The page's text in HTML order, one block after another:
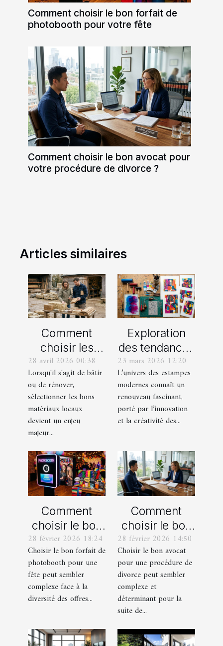
Comment choisir le bon forfait de
photobooth pour votre fête
Comment choisir le bon avocat pour
votre procédure de divorce ?
Articles similaires
Comment
choisir les
meilleurs
matériaux
locaux pour
votre maison ?
28 avril 2026 00:38
Lorsqu'il s'agit de bâtir
ou de rénover,
sélectionner les bons
matériaux locaux
devient un enjeu
majeur...
Exploration
des tendances
actuelles en
estampes
modernes
23 mars 2026 12:20
L’univers des estampes
modernes connaît un
renouveau fascinant,
porté par l’innovation
et la créativité des...
Comment
choisir le bon
forfait de
photobooth
pour votre fête
28 février 2026 18:24
Choisir le bon forfait de
photobooth pour une
fête peut sembler
complexe face à la
diversité des offres...
Comment
choisir le bon
avocat pour
votre
procédure de
divorce ?
28 février 2026 14:50
Choisir le bon avocat
pour une procédure de
divorce peut sembler
complexe et
déterminant pour la
suite de...